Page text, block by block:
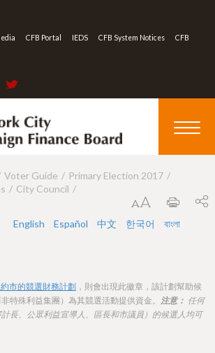
CFB Portal IEDS CFB System Notices CFB
Voter Guide
Primary Election 2017
City Council
English Español 中文 한국어 বাংলা
市的競選財務計劃 ，則會出現此徽章，該計劃幫助候
特殊利益集團）為其競選活動提供資金。 注意： 任何
長、公眾利益宣導人、區長和市議員）的候選人均可